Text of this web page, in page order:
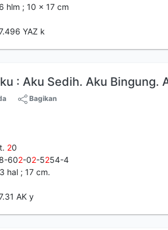
hlm ; 10 x 17 cm
YAZ k
: Aku Sedih. Aku Bingung.
Bagikan
20
602-02-5254-4
hal ; 17 cm.
AK y